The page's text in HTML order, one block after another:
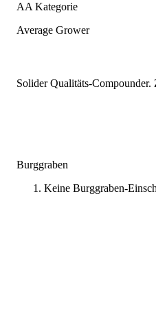
AA Kategorie
Average Grower
Solider Qualitäts-
Burggraben
Keine Burggraben-